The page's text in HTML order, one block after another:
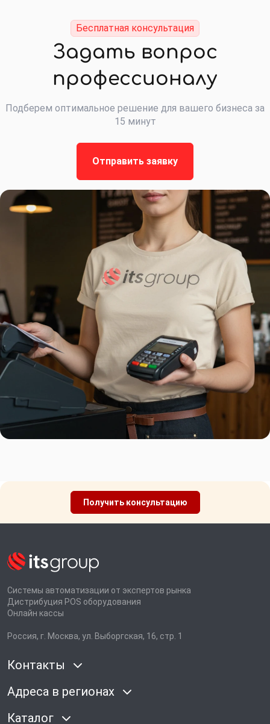
Бесплатная консультация
Задать вопрос
профессионалу
Подберем оптимальное решение для вашего бизнеса за
15 минут
Отправить заявку
Получить консультацию
Системы автоматизации от экспертов рынка
Дистрибуция POS оборудования
Онлайн кассы
Россия, г. Москва, ул. Выборгская, 16, стр. 1
Контакты
Адреса в регионах
Каталог